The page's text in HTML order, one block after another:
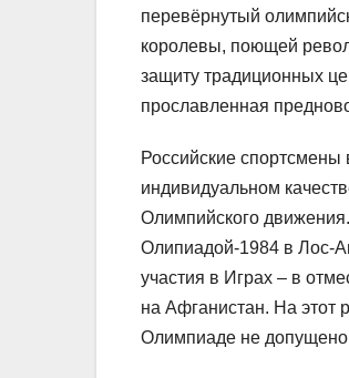
перевёрнутый
королевы, поющей
защиту традиционных
прославленная
Российские
индивидуальном
Олимпийского
Олипиадой-1984 в Лос-
участия в Играх – в
на Афганистан. На этот
Олимпиаде не допущено.